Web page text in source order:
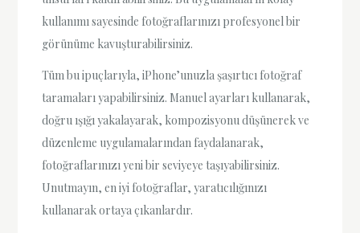
kullanımı sayesinde fotoğraflarınızı profesyonel bir
görünüme kavuşturabilirsiniz.
Tüm bu ipuçlarıyla, iPhone’unuzla şaşırtıcı fotoğraf
taramaları yapabilirsiniz. Manuel ayarları kullanarak,
doğru ışığı yakalayarak, kompozisyonu düşünerek ve
düzenleme uygulamalarından faydalanarak,
fotoğraflarınızı yeni bir seviyeye taşıyabilirsiniz.
Unutmayın, en iyi fotoğraflar, yaratıcılığınızı
kullanarak ortaya çıkanlardır.